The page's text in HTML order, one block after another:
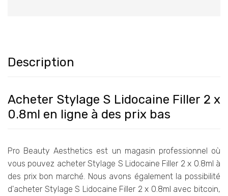
Description
Acheter Stylage S Lidocaine Filler 2 x
0.8ml en ligne à des prix bas
Pro Beauty Aesthetics est un magasin professionnel où
vous pouvez acheter Stylage S Lidocaine Filler 2 x 0.8ml à
des prix bon marché. Nous avons également la possibilité
d'acheter Stylage S Lidocaine Filler 2 x 0.8ml avec bitcoin,